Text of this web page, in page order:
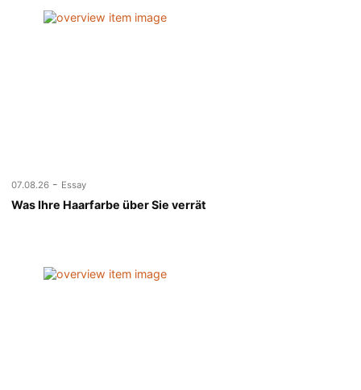
07.08.26 - Essay
Was Ihre Haarfarbe über Sie verrät